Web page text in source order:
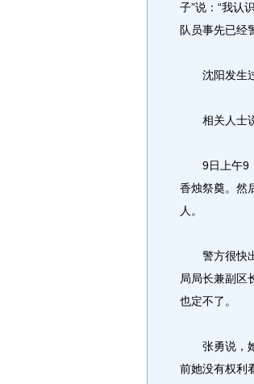
子”说：“我认
队员事先已经
沈阳发生过
相关人士
9日上午9：
香烛祭奠。然
人。
警方很快出
局局长兼副区
也定不了。
张勇说，她
前她没有权利